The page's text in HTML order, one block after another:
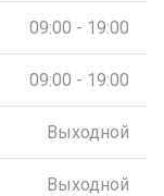
09:00 - 19:00
09:00 - 19:00
Выходной
Выходной